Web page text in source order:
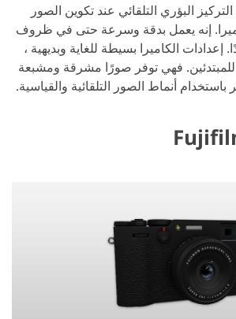
البؤري التلقائي عند تكوين الصور
إنه يعمل بدقة وسرعة حتى في ظروف
إعدادات الكاميرا بسيطة للغاية وبديهية ،
فهي توفر صورًا مشرقة ومشبعة
أنماط الصور التلقائية والقياسية.